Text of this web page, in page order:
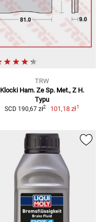
TRW
Klocki Ham. Ze Sp. Met., Z H.
Typu
SCD 190,67 zł2 101,18 zł1